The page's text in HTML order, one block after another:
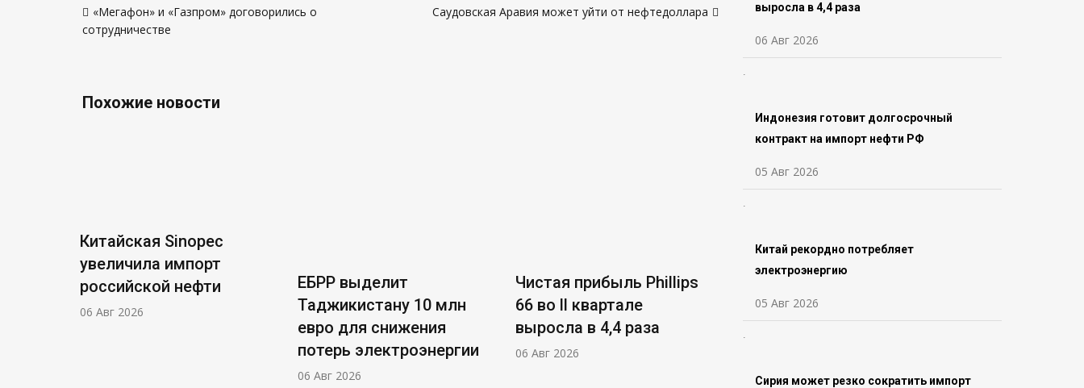
по«Мегафон» и «Газпром» договорились о
сотрудничестве
Саудовская Аравия может уйти от нефтедоллара
Похожие новости
Китайская Sinopec
увеличила импорт
российской нефти
06 Авг 2026
ЕБРР выделит
Таджикистану 10 млн
евро для снижения
потерь электроэнергии
06 Авг 2026
Чистая прибыль Phillips
66 во ll квартале
выросла в 4,4 раза
06 Авг 2026
выросла в 4,4 раза
06 Авг 2026
Индонезия готовит долгосрочный
контракт на импорт нефти РФ
05 Авг 2026
Китай рекордно потребляет
электроэнергию
05 Авг 2026
Сирия может резко сократить импорт